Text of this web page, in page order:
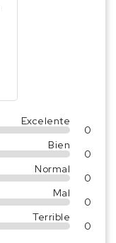
Excelente
0
Bien
0
Normal
0
Mal
0
Terrible
0